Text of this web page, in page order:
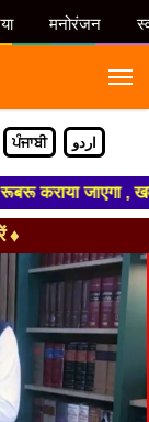
ਪੰਜਾਬੀ اردو
जाएगा ,
♦
मनोरंजन